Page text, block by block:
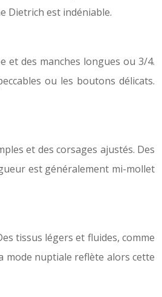
Dietrich est indéniable.
et des manches longues ou 3/4.
ou les boutons délicats.
et des corsages ajustés. Des
est généralement mi-mollet
tissus légers et fluides, comme
mode nuptiale reflète alors cette